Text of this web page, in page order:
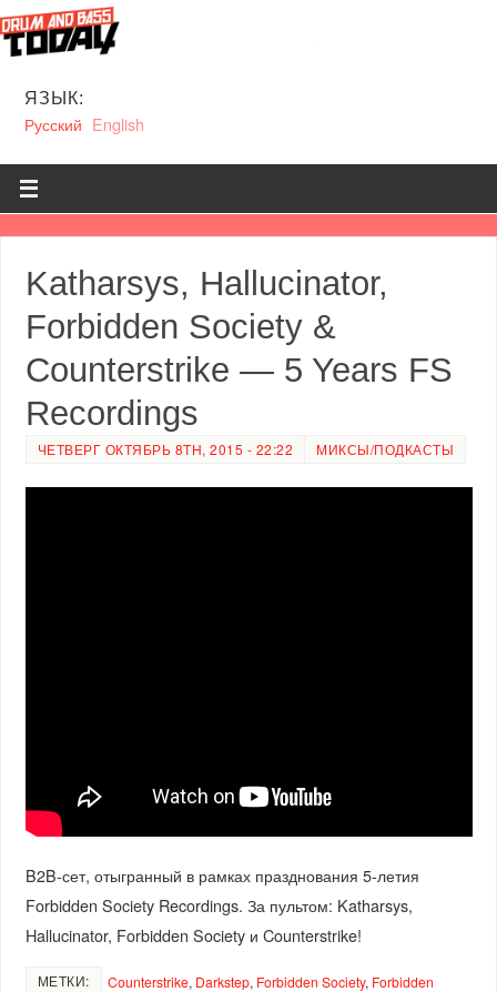
ЯЗЫК:
Русский English
Katharsys, Hallucinator,
Forbidden Society &
Counterstrike — 5 Years FS
Recordings
ЧЕТВЕРГ ОКТЯБРЬ 8TH, 2015 - 22:22 МИКСЫ/ПОДКАСТЫ
B2B-сет, отыгранный в рамках празднования 5-летия
Forbidden Society Recordings. За пультом: Katharsys,
Hallucinator, Forbidden Society и Counterstrike!
МЕТКИ: Counterstrike, Darkstep, Forbidden Society, Forbidden